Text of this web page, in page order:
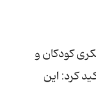
کودکان و
کرد: این